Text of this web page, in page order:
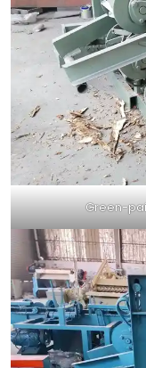
Green-